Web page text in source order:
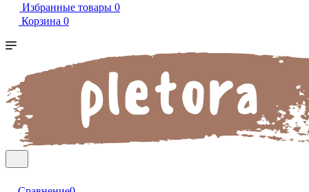
Избранные товары 0
Корзина 0